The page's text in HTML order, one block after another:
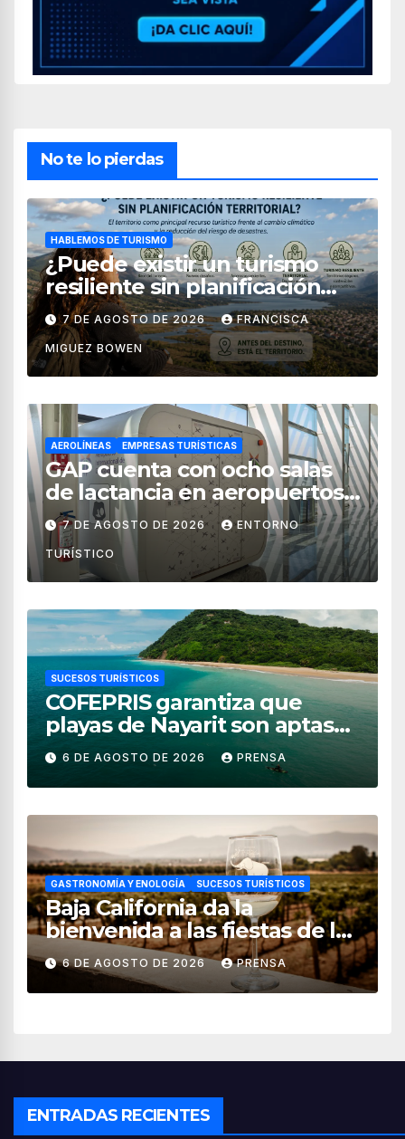
No te lo pierdas
HABLEMOS DE TURISMO
¿Puede existir un turismo
resiliente sin planificación
territorial?
7 DE AGOSTO DE 2026 FRANCISCA
MIGUEZ BOWEN
AEROLÍNEAS EMPRESAS TURÍSTICAS
GAP cuenta con ocho salas
de lactancia en aeropuertos
de México
7 DE AGOSTO DE 2026 ENTORNO
TURÍSTICO
SUCESOS TURÍSTICOS
COFEPRIS garantiza que
playas de Nayarit son aptas
para uso recreativo
6 DE AGOSTO DE 2026 PRENSA
GASTRONOMÍA Y ENOLOGÍA SUCESOS TURÍSTICOS
Baja California da la
bienvenida a las fiestas de la
vendimia 2026
6 DE AGOSTO DE 2026 PRENSA
ENTRADAS RECIENTES